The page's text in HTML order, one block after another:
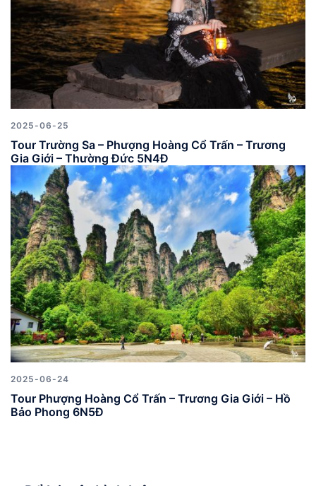
2025-06-25
Tour Trường Sa – Phượng Hoàng Cổ Trấn – Trương
Gia Giới – Thường Đức 5N4Đ
2025-06-24
Tour Phượng Hoàng Cổ Trấn – Trương Gia Giới – Hồ
Bảo Phong 6N5Đ